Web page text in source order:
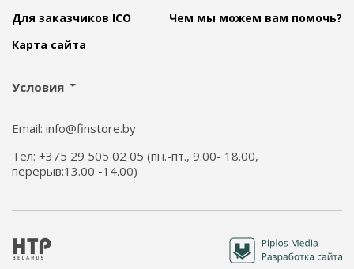
Для заказчиков ICO
Чем мы можем вам помочь?
Карта сайта
Условия
Email: info@finstore.by
Тел: +375 29 505 02 05 (пн.-пт., 9.00- 18.00,
перерыв:13.00 -14.00)